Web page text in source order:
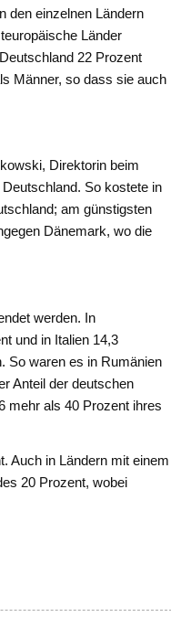
den einzelnen Ländern
Länder
22 Prozent
Männer, so dass sie auch
Direktorin beim
So kostete in
am günstigsten
Dänemark, wo die
werden. In
und in Italien 14,3
So waren es in Rumänien
Anteil der deutschen
mehr als 40 Prozent ihres
Auch in Ländern mit einem
20 Prozent, wobei